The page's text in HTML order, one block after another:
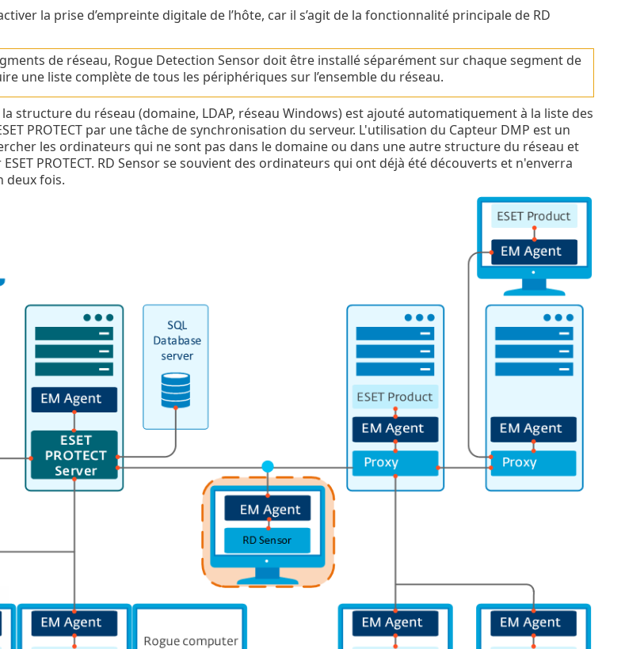
la prise d’empreinte digitale de l’hôte, car il s’agit de la fonctionnalité principale de RD
de réseau, Rogue Detection Sensor doit être installé séparément sur chaque segment de
une liste complète de tous les périphériques sur l’ensemble du réseau.
structure du réseau (domaine, LDAP, réseau Windows) est ajouté automatiquement à la liste des
PROTECT par une tâche de synchronisation du serveur. L'utilisation du Capteur DMP est un
les ordinateurs qui ne sont pas dans le domaine ou dans une autre structure du réseau et
PROTECT. RD Sensor se souvient des ordinateurs qui ont déjà été découverts et n'enverra
deux fois.